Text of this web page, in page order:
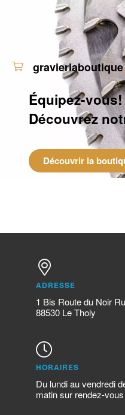
gravierlaboutique
Équipez-
Découvrez
Découvrir la
ADRESSE
1 Bis Route du Noir
88530 Le Tholy
HORAIRES
Du lundi au vendredi
matin sur rendez-vous